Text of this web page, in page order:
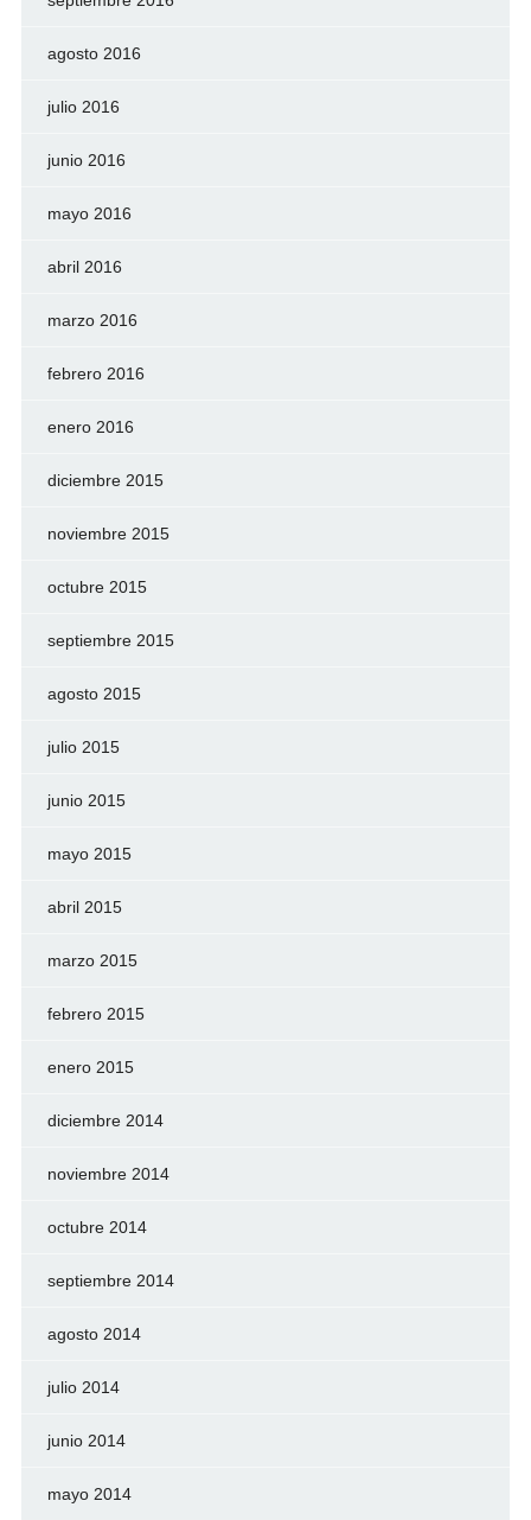
agosto 2016
julio 2016
junio 2016
mayo 2016
abril 2016
marzo 2016
febrero 2016
enero 2016
diciembre 2015
noviembre 2015
octubre 2015
septiembre 2015
agosto 2015
julio 2015
junio 2015
mayo 2015
abril 2015
marzo 2015
febrero 2015
enero 2015
diciembre 2014
noviembre 2014
octubre 2014
septiembre 2014
agosto 2014
julio 2014
junio 2014
mayo 2014